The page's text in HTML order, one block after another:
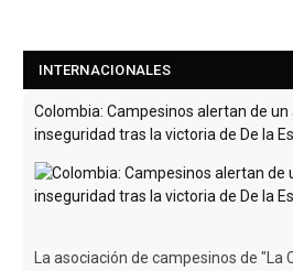
INTERNACIONALES
Colombia: Campesinos alertan de
inseguridad tras la victoria de De la
La asociación de campesinos de